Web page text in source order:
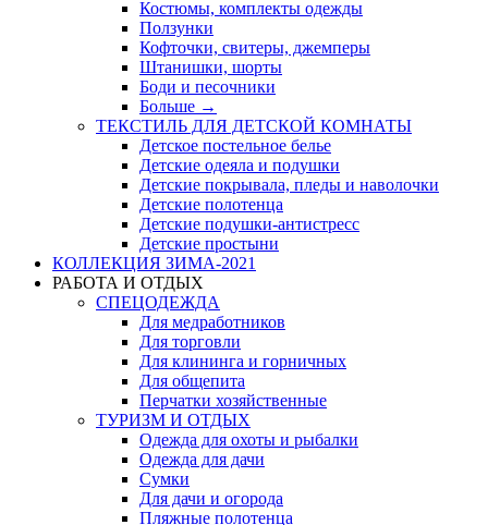
Костюмы, комплекты одежды
Ползунки
Кофточки, свитеры, джемперы
Штанишки, шорты
Боди и песочники
Больше →
ТЕКСТИЛЬ ДЛЯ ДЕТСКОЙ КОМНАТЫ
Детское постельное белье
Детские одеяла и подушки
Детские покрывала, пледы и наволочки
Детские полотенца
Детские подушки-антистресс
Детские простыни
КОЛЛЕКЦИЯ ЗИМА-2021
РАБОТА И ОТДЫХ
СПЕЦОДЕЖДА
Для медработников
Для торговли
Для клининга и горничных
Для общепита
Перчатки хозяйственные
ТУРИЗМ И ОТДЫХ
Одежда для охоты и рыбалки
Одежда для дачи
Сумки
Для дачи и огорода
Пляжные полотенца